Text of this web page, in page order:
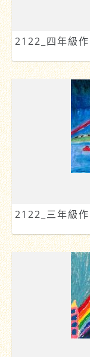
2122_四年級
2122_三年級